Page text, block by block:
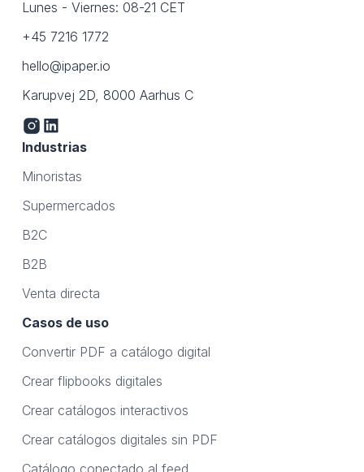
Lunes - Viernes: 08-21 CET
+45 7216 1772
hello@ipaper.io
Karupvej 2D, 8000 Aarhus C
Industrias
Minoristas
Supermercados
B2C
B2B
Venta directa
Casos de uso
Convertir PDF a catálogo digital
Crear flipbooks digitales
Crear catálogos interactivos
Crear catálogos digitales sin PDF
Catálogo conectado al feed